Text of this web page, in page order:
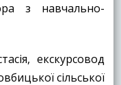
з навчально-
екскурсовод
сільської